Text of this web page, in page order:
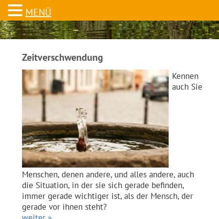
Zeitverschwendung
Kennen
auch Sie
Menschen, denen andere, und alles andere, auch
die Situation, in der sie sich gerade befinden,
immer gerade wichtiger ist, als der Mensch, der
gerade vor ihnen steht?
MENÜ